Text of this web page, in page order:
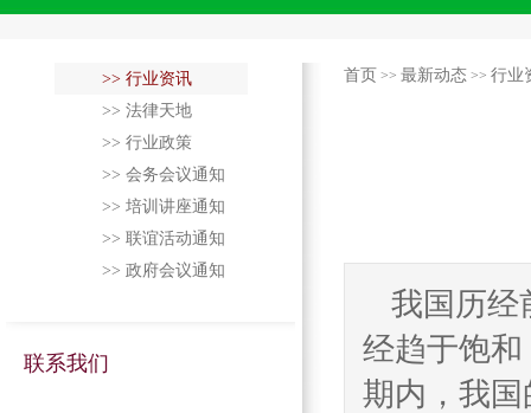
>> 行业资讯
>> 法律天地
>> 行业政策
>> 会务会议通知
>> 培训讲座通知
>> 联谊活动通知
>> 政府会议通知
联系我们
首页 >> 最新动态 >> 行业
我国历经
经趋于饱
期内，我